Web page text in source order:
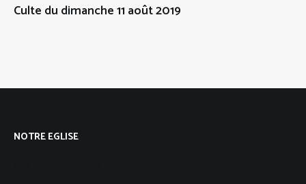
Culte du dimanche 11 août 2019
NOTRE EGLISE